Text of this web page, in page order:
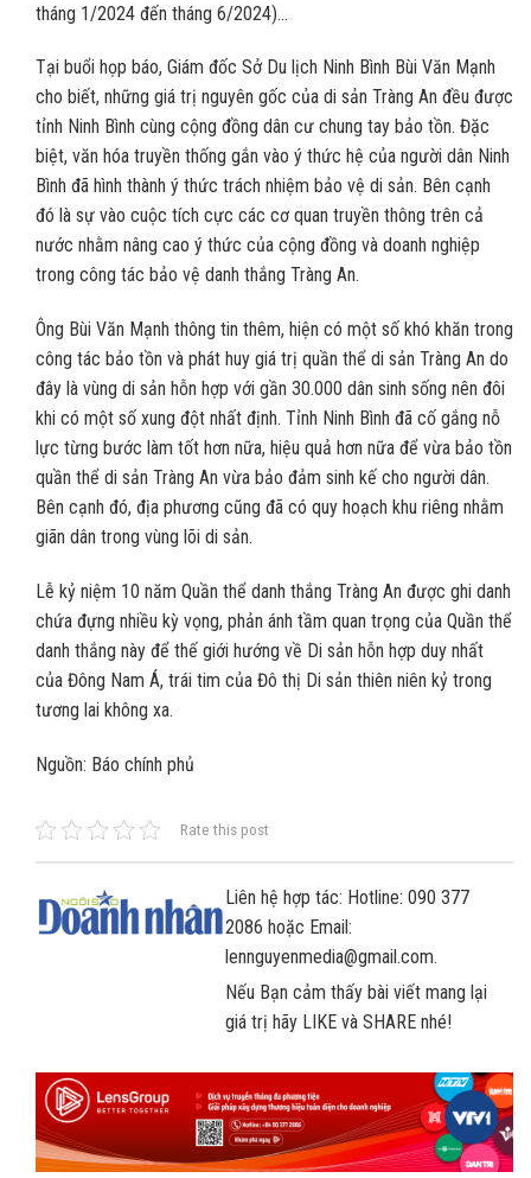
tháng 1/2024 đến tháng 6/2024)…
Tại buổi họp báo, Giám đốc Sở Du lịch Ninh Bình Bùi Văn Mạnh
cho biết, những giá trị nguyên gốc của di sản Tràng An đều được
tỉnh Ninh Bình cùng cộng đồng dân cư chung tay bảo tồn. Đặc
biệt, văn hóa truyền thống gắn vào ý thức hệ của người dân Ninh
Bình đã hình thành ý thức trách nhiệm bảo vệ di sản. Bên cạnh
đó là sự vào cuộc tích cực các cơ quan truyền thông trên cả
nước nhằm nâng cao ý thức của cộng đồng và doanh nghiệp
trong công tác bảo vệ danh thắng Tràng An.
Ông Bùi Văn Mạnh thông tin thêm, hiện có một số khó khăn trong
công tác bảo tồn và phát huy giá trị quần thể di sản Tràng An do
đây là vùng di sản hỗn hợp với gần 30.000 dân sinh sống nên đôi
khi có một số xung đột nhất định. Tỉnh Ninh Bình đã cố gắng nỗ
lực từng bước làm tốt hơn nữa, hiệu quả hơn nữa để vừa bảo tồn
quần thể di sản Tràng An vừa bảo đảm sinh kế cho người dân.
Bên cạnh đó, địa phương cũng đã có quy hoạch khu riêng nhằm
giãn dân trong vùng lõi di sản.
Lễ kỷ niệm 10 năm Quần thể danh thắng Tràng An được ghi danh
chứa đựng nhiều kỳ vọng, phản ánh tầm quan trọng của Quần thể
danh thắng này để thế giới hướng về Di sản hỗn hợp duy nhất
của Đông Nam Á, trái tim của Đô thị Di sản thiên niên kỷ trong
tương lai không xa.
Nguồn: Báo chính phủ
Rate this post
Liên hệ hợp tác: Hotline: 090 377
2086 hoặc Email:
lennguyenmedia@gmail.com.
Nếu Bạn cảm thấy bài viết mang lại
giá trị hãy LIKE và SHARE nhé!